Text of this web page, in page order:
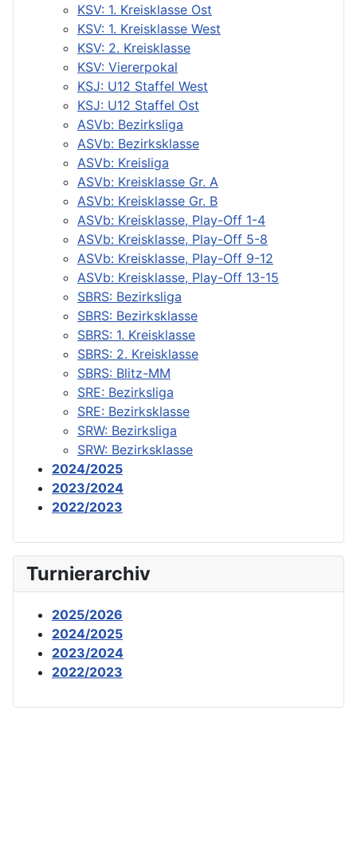
KSV: 1. Kreisklasse Ost
KSV: 1. Kreisklasse West
KSV: 2. Kreisklasse
KSV: Viererpokal
KSJ: U12 Staffel West
KSJ: U12 Staffel Ost
ASVb: Bezirksliga
ASVb: Bezirksklasse
ASVb: Kreisliga
ASVb: Kreisklasse Gr. A
ASVb: Kreisklasse Gr. B
ASVb: Kreisklasse, Play-Off 1-4
ASVb: Kreisklasse, Play-Off 5-8
ASVb: Kreisklasse, Play-Off 9-12
ASVb: Kreisklasse, Play-Off 13-15
SBRS: Bezirksliga
SBRS: Bezirksklasse
SBRS: 1. Kreisklasse
SBRS: 2. Kreisklasse
SBRS: Blitz-MM
SRE: Bezirksliga
SRE: Bezirksklasse
SRW: Bezirksliga
SRW: Bezirksklasse
2024/2025
2023/2024
2022/2023
Turnierarchiv
2025/2026
2024/2025
2023/2024
2022/2023